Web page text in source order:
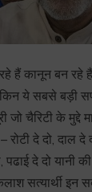
हैं कानून बन रहे
ये सबसे बड़ी
जो चैरिटी के मुद्दे
दे दो, दाल
पढाई दे दो यानी
सत्यार्थी